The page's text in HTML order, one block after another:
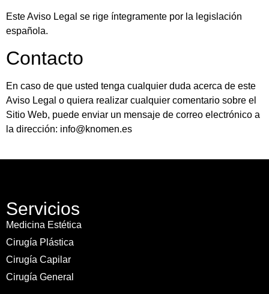
Este Aviso Legal se rige íntegramente por la legislación
española.
Contacto
En caso de que usted tenga cualquier duda acerca de este
Aviso Legal o quiera realizar cualquier comentario sobre el
Sitio Web, puede enviar un mensaje de correo electrónico a
la dirección: info@knomen.es
Servicios
Medicina Estética
Cirugía Plástica
Cirugía Capilar
Cirugía General